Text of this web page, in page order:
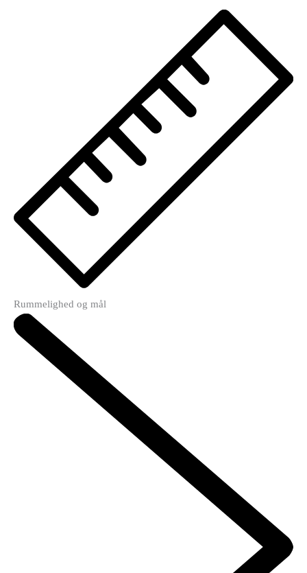
Rummelighed og mål